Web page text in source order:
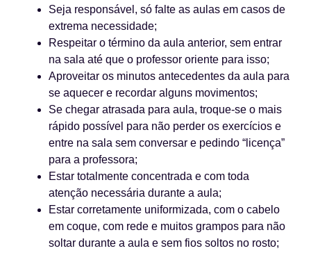
Seja responsável, só falte as aulas em casos de
extrema necessidade;
Respeitar o término da aula anterior, sem entrar
na sala até que o professor oriente para isso;
Aproveitar os minutos antecedentes da aula para
se aquecer e recordar alguns movimentos;
Se chegar atrasada para aula, troque-se o mais
rápido possível para não perder os exercícios e
entre na sala sem conversar e pedindo “licença”
para a professora;
Estar totalmente concentrada e com toda
atenção necessária durante a aula;
Estar corretamente uniformizada, com o cabelo
em coque, com rede e muitos grampos para não
soltar durante a aula e sem fios soltos no rosto;